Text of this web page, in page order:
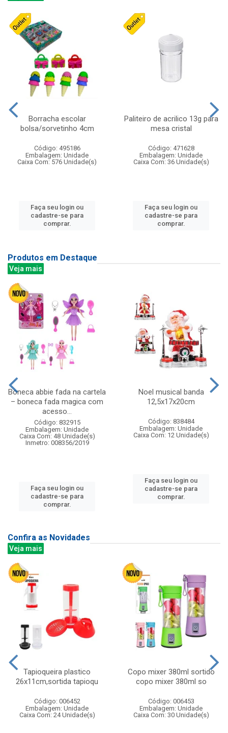
Borracha escolar
bolsa/sorvetinho 4cm
Código: 495186
Embalagem: Unidade
Caixa Com: 576 Unidade(s)
Faça seu login ou
cadastre-se para
comprar.
Paliteiro de acrilico 13g para
mesa cristal
Código: 471628
Embalagem: Unidade
Caixa Com: 36 Unidade(s)
Faça seu login ou
cadastre-se para
comprar.
Produtos em Destaque
Veja mais
Boneca abbie fada na cartela
– boneca fada magica com
acesso...
Código: 832915
Embalagem: Unidade
Caixa Com: 48 Unidade(s)
Inmetro: 008356/2019
Faça seu login ou
cadastre-se para
comprar.
Noel musical banda
12,5x17x20cm
Código: 838484
Embalagem: Unidade
Caixa Com: 12 Unidade(s)
Faça seu login ou
cadastre-se para
comprar.
Confira as Novidades
Veja mais
Tapioqueira plastico
26x11cm,sortida tapioqu
Código: 006452
Embalagem: Unidade
Caixa Com: 24 Unidade(s)
Copo mixer 380ml sortido
copo mixer 380ml so
Código: 006453
Embalagem: Unidade
Caixa Com: 30 Unidade(s)